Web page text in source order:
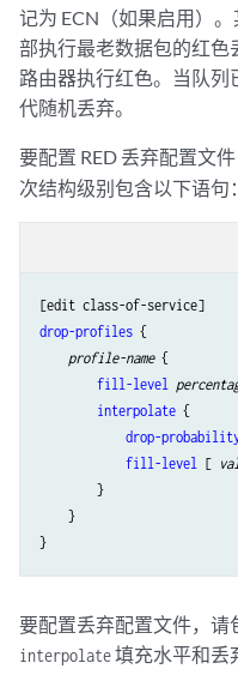
记为 ECN（如果启用）
部执行最老数据包的红色
路由器执行红色。当队列
代随机丢弃。
要配置 RED 丢弃配置文
次结构级别包含以下语句：
drop-profiles {
profile-name {
fill-level
interpolate {
drop-
fill-level
[
        }
    }
要配置丢弃配置文件，
interpolate填充水平和丢